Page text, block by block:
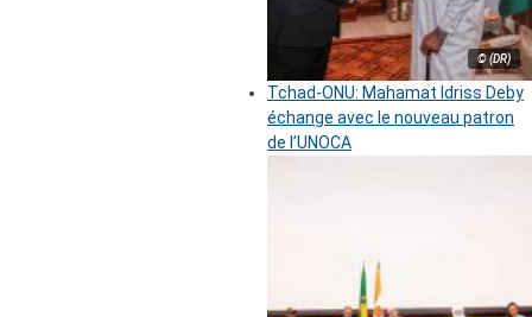
© (DR)
Tchad-ONU: Mahamat Idriss Deby
échange avec le nouveau patron
de l’UNOCA